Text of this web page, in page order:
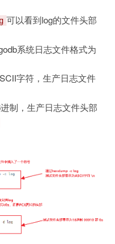
可以看到log的文件头部
系统日志文件格式为
字符，生产日志文件
制，生产日志文件头部